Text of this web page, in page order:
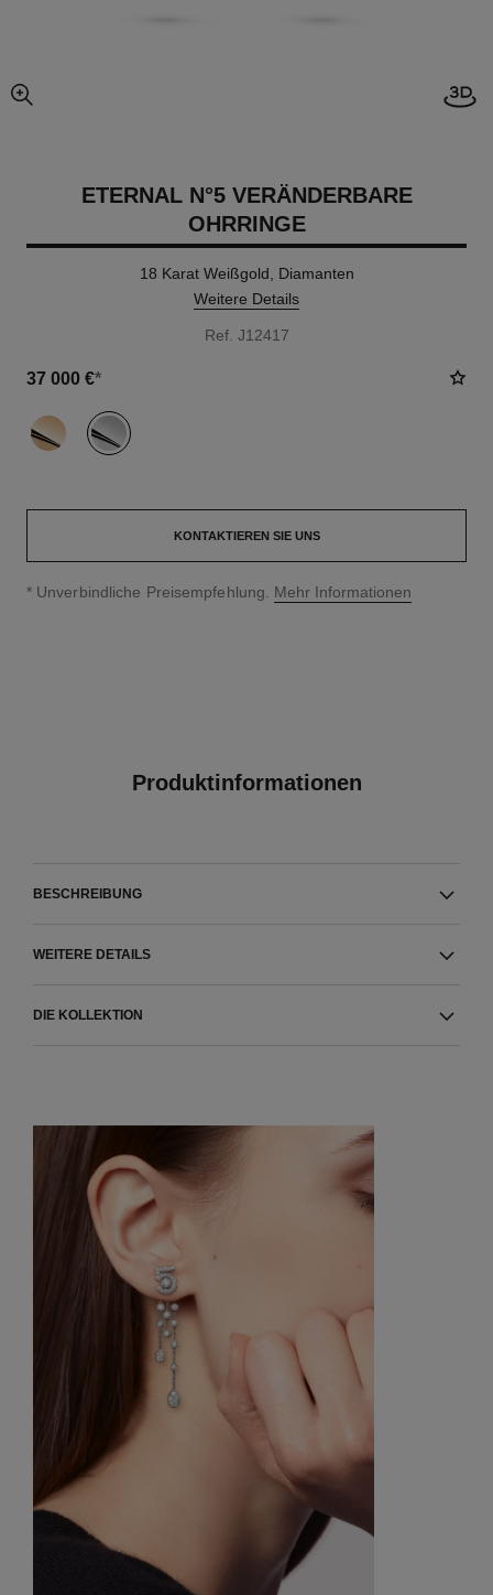
vergrößerter teil des bildes
ETERNAL N°5 VERÄNDERBARE
OHRRINGE
18 Karat Weißgold, Diamanten
Weitere Details
Ref. J12417
37 000 €*
variante (2)
KONTAKTIEREN SIE UNS
↩
* Unverbindliche Preisempfehlung. Mehr Informationen
Produktinformationen
BESCHREIBUNG
WEITERE DETAILS
DIE KOLLEKTION